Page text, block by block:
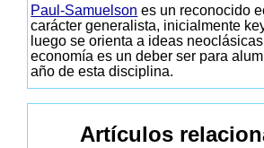
Paul-Samuelson es un reconocido
carácter generalista, inicialmente
luego se orienta a ideas
economía es un deber ser para
año de esta disciplina.
Artículos